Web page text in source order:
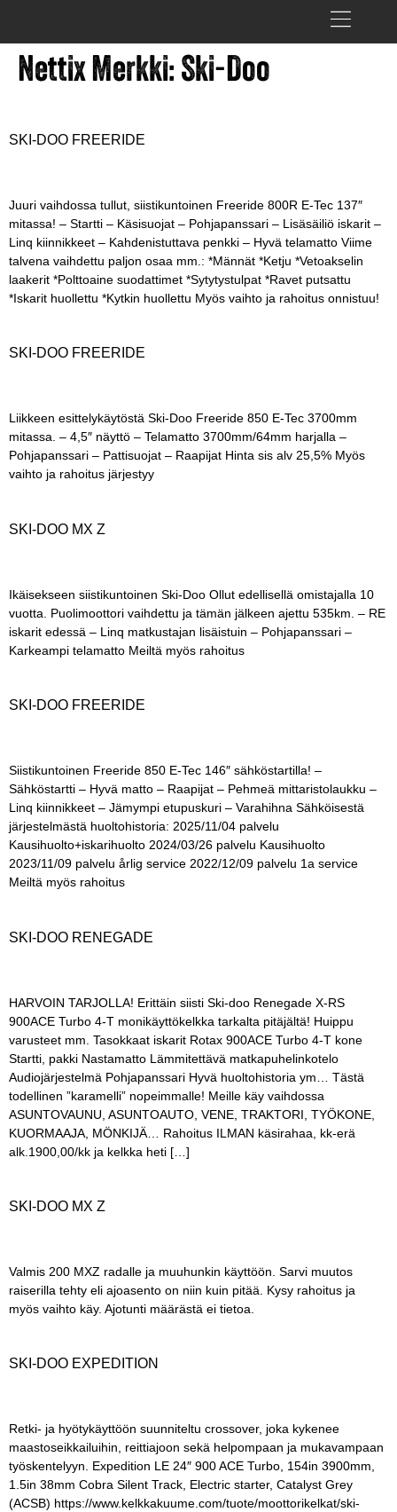
Nettix Merkki: Ski-Doo
SKI-DOO FREERIDE
Juuri vaihdossa tullut, siistikuntoinen Freeride 800R E-Tec 137″
mitassa! – Startti – Käsisuojat – Pohjapanssari – Lisäsäiliö iskarit –
Linq kiinnikkeet – Kahdenistuttava penkki – Hyvä telamatto Viime
talvena vaihdettu paljon osaa mm.: *Männät *Ketju *Vetoakselin
laakerit *Polttoaine suodattimet *Sytytystulpat *Ravet putsattu
*Iskarit huollettu *Kytkin huollettu Myös vaihto ja rahoitus onnistuu!
SKI-DOO FREERIDE
Liikkeen esittelykäytöstä Ski-Doo Freeride 850 E-Tec 3700mm
mitassa. – 4,5″ näyttö – Telamatto 3700mm/64mm harjalla –
Pohjapanssari – Pattisuojat – Raapijat Hinta sis alv 25,5% Myös
vaihto ja rahoitus järjestyy
SKI-DOO MX Z
Ikäisekseen siistikuntoinen Ski-Doo Ollut edellisellä omistajalla 10
vuotta. Puolimoottori vaihdettu ja tämän jälkeen ajettu 535km. – RE
iskarit edessä – Linq matkustajan lisäistuin – Pohjapanssari –
Karkeampi telamatto Meiltä myös rahoitus
SKI-DOO FREERIDE
Siistikuntoinen Freeride 850 E-Tec 146″ sähköstartilla! –
Sähköstartti – Hyvä matto – Raapijat – Pehmeä mittaristolaukku –
Linq kiinnikkeet – Jämympi etupuskuri – Varahihna Sähköisestä
järjestelmästä huoltohistoria: 2025/11/04 palvelu
Kausihuolto+iskarihuolto 2024/03/26 palvelu Kausihuolto
2023/11/09 palvelu årlig service 2022/12/09 palvelu 1a service
Meiltä myös rahoitus
SKI-DOO RENEGADE
HARVOIN TARJOLLA! Erittäin siisti Ski-doo Renegade X-RS
900ACE Turbo 4-T monikäyttökelkka tarkalta pitäjältä! Huippu
varusteet mm. Tasokkaat iskarit Rotax 900ACE Turbo 4-T kone
Startti, pakki Nastamatto Lämmitettävä matkapuhelinkotelo
Audiojärjestelmä Pohjapanssari Hyvä huoltohistoria ym… Tästä
todellinen ”karamelli” nopeimmalle! Meille käy vaihdossa
ASUNTOVAUNU, ASUNTOAUTO, VENE, TRAKTORI, TYÖKONE,
KUORMAAJA, MÖNKIJÄ… Rahoitus ILMAN käsirahaa, kk-erä
alk.1900,00/kk ja kelkka heti […]
SKI-DOO MX Z
Valmis 200 MXZ radalle ja muuhunkin käyttöön. Sarvi muutos
raiserilla tehty eli ajoasento on niin kuin pitää. Kysy rahoitus ja
myös vaihto käy. Ajotunti määrästä ei tietoa.
SKI-DOO EXPEDITION
Retki- ja hyötykäyttöön suunniteltu crossover, joka kykenee
maastoseikkailuihin, reittiajoon sekä helpompaan ja mukavampaan
työskentelyyn. Expedition LE 24″ 900 ACE Turbo, 154in 3900mm,
1.5in 38mm Cobra Silent Track, Electric starter, Catalyst Grey
(ACSB) https://www.kelkkakuume.com/tuote/moottorikelkat/ski-